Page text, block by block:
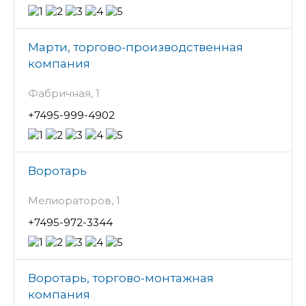
Марти, торгово-производственная
компания
Фабричная, 1
+7495-999-4902
Воротарь
Мелиораторов, 1
+7495-972-3344
Воротарь, торгово-монтажная
компания